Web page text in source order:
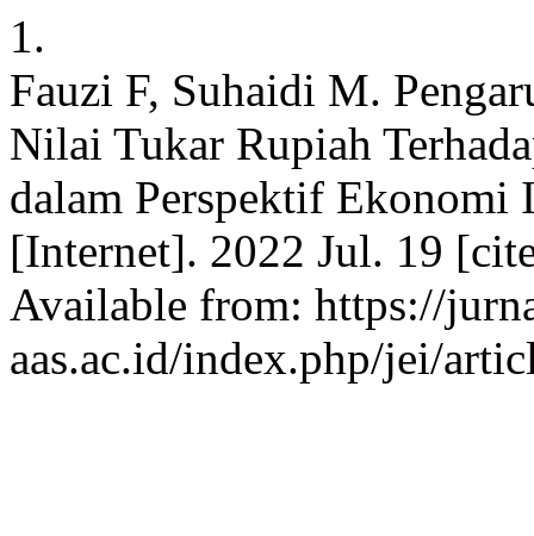
1.
Fauzi F, Suhaidi M.
Nilai Tukar Rupiah
dalam Perspektif Ekonomi
[Internet]. 2022 Jul. 19
Available from: https://
aas.ac.id/index.php/jei/